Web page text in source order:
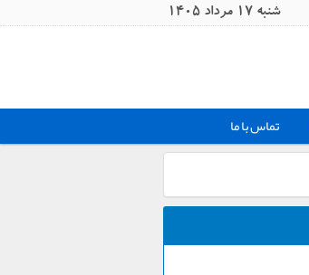
شنبه 17 مرداد 1405
تماس با ما